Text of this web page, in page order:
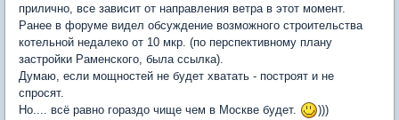
прилично, все зависит от направления ветра в этот момент.
Ранее в форуме видел обсуждение возможного строительства
котельной недалеко от 10 мкр. (по перспективному плану
застройки Раменского, была ссылка).
Думаю, если мощностей не будет хватать - построят и не
спросят.
Но.... всё равно гораздо чище чем в Москве будет.
)))